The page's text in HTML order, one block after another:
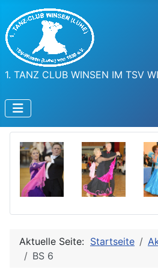
1. TANZ CLUB WINSEN IM TSV
Aktuelle Seite: Startseite
BS 6